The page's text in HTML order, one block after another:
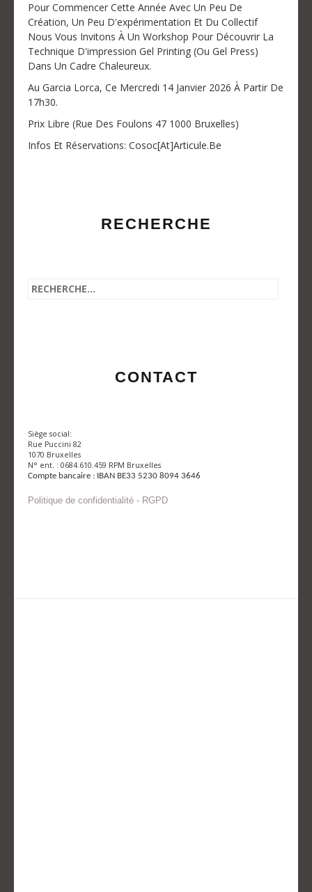
Pour Commencer Cette Année Avec Un Peu De
Création, Un Peu D'expérimentation Et Du Collectif
Nous Vous Invitons À Un Workshop Pour Découvrir La
Technique D'impression Gel Printing (ou Gel Press)
Dans Un Cadre Chaleureux.
Au Garcia Lorca, Ce Mercredi 14 Janvier 2026 À Partir De
17h30.
Prix Libre (Rue Des Foulons 47 1000 Bruxelles)
Infos Et Réservations: Cosoc[at]articule.be
RECHERCHE
CONTACT
Siège social:
Rue Puccini 82
1070 Bruxelles
N° ent. : 0684.610.459 RPM Bruxelles
Compte bancaire : IBAN BE33 5230 8094 3646
Politique de confidentialité - RGPD